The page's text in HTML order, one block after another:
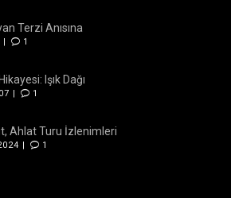
Terzi Anısına
| 1
Işık Dağı
| 1
Ahlat Turu İzlenimleri
| 1